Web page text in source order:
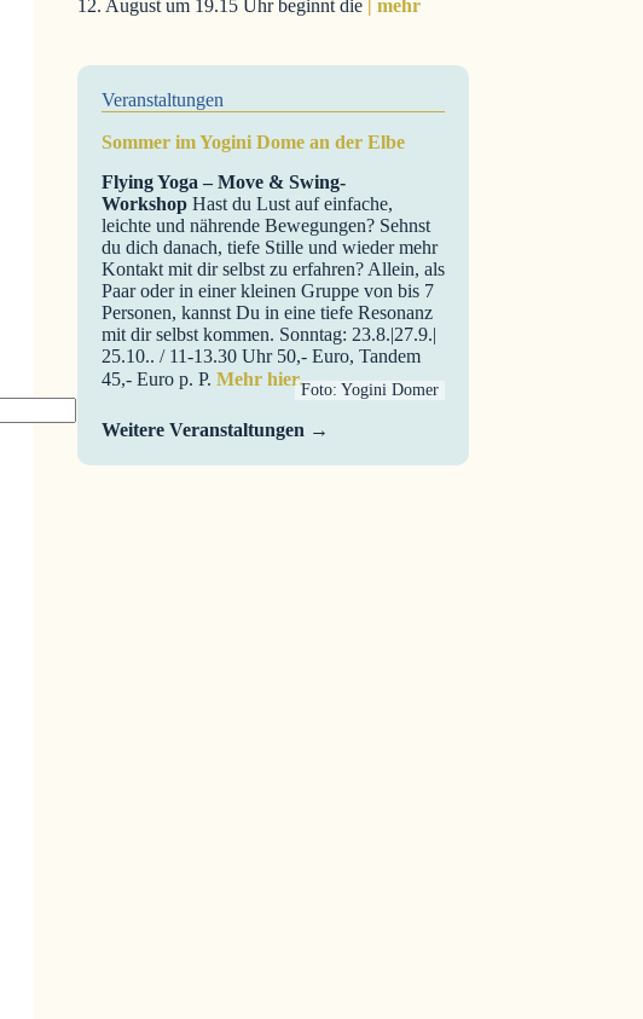
12. August um 19.15 Uhr beginnt die | mehr
Veranstaltungen
Sommer im Yogini Dome an der Elbe
Flying Yoga – Move & Swing-
Workshop Hast du Lust auf einfache,
leichte und nährende Bewegungen? Sehnst
du dich danach, tiefe Stille und wieder mehr
Kontakt mit dir selbst zu erfahren? Allein, als
Paar oder in einer kleinen Gruppe von bis 7
Personen, kannst Du in eine tiefe Resonanz
mit dir selbst kommen. Sonntag: 23.8.|27.9.|
25.10.. / 11-13.30 Uhr 50,- Euro, Tandem
45,- Euro p. P. Mehr hier.
Foto: Yogini Domer
Weitere Veranstaltungen